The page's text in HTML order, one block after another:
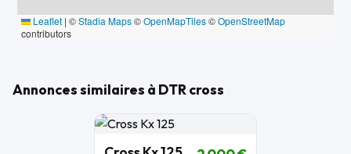
Leaflet | ©Stadia Maps©OpenMapTiles©OpenStreetMap
contributors
Annonces similaires à DTR cross